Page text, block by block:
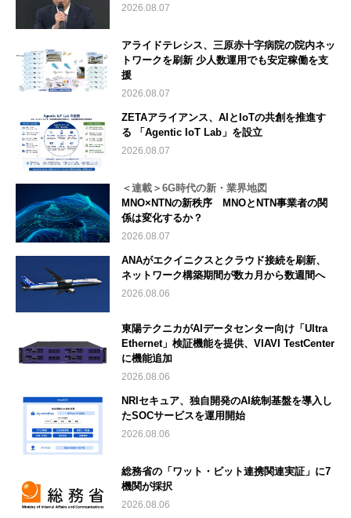
2026.08.07
アライドテレシス、三原赤十字病院の院内ネッ
トワークを刷新 少人数運用でも安定稼働を支
援
2026.08.07
ZETAアライアンス、AIとIoTの共創を推進す
る 「Agentic IoT Lab」を設立
2026.08.07
＜連載＞6G時代の新・業界地図
MNO×NTNの新秩序 MNOとNTN事業者の関
係は変化するか？
2026.08.07
ANAがエクイニクスとクラウド接続を刷新、
ネットワーク構築期間が数カ月から数週間へ
2026.08.06
東陽テクニカがAIデータセンター向け「Ultra
Ethernet」検証機能を提供、VIAVI TestCenter
に機能追加
2026.08.06
NRIセキュア、独自開発のAI統制基盤を導入し
たSOCサービスを運用開始
2026.08.06
総務省の「ワット・ビット連携関連実証」に7
機関が採択
2026.08.06